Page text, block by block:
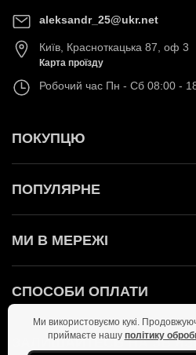
aleksandr_25@ukr.net
Київ, Красноткацька 87, оф 3
Карта проїзду
Робочий час Пн - Сб 08:00 -
ПОКУПЦЮ
ПОПУЛЯРНЕ
МИ В МЕРЕЖІ
СПОСОБИ ОПЛАТИ
ЗАЛИШАЙТЕСЬ НА
Ми використовуємо кукі.
приймаєте нашу політику